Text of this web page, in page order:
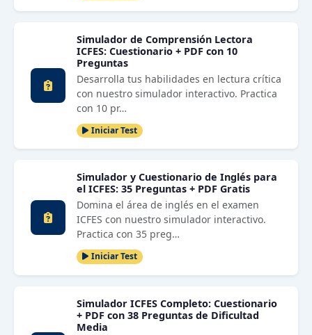
Simulador de Comprensión Lectora
ICFES: Cuestionario + PDF con 10
Preguntas
Desarrolla tus habilidades en lectura crítica
con nuestro simulador interactivo. Practica
con 10 pr…
Iniciar Test
Simulador y Cuestionario de Inglés para
el ICFES: 35 Preguntas + PDF Gratis
Domina el área de inglés en el examen
ICFES con nuestro simulador interactivo.
Practica con 35 preg…
Iniciar Test
Simulador ICFES Completo: Cuestionario
+ PDF con 38 Preguntas de Dificultad
Media